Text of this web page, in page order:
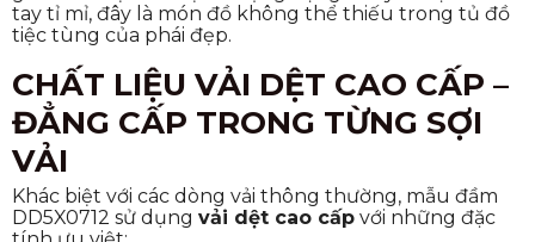
tay tỉ mỉ, đây là món đồ không thể thiếu trong tủ đồ
tiệc tùng của phái đẹp.
CHẤT LIỆU VẢI DỆT CAO CẤP –
ĐẲNG CẤP TRONG TỪNG SỢI
VẢI
Khác biệt với các dòng vải thông thường, mẫu đầm
DD5X0712 sử dụng vải dệt cao cấp với những đặc